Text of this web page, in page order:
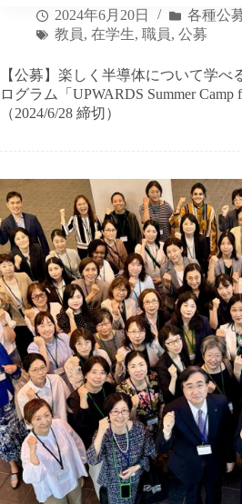
2024年6月20日
各種公
教員, 在学生, 職員, 公募
【公募】楽しく半導体について学べ
ログラム「UPWARDS Summer Camp
（2024/6/28 締切）